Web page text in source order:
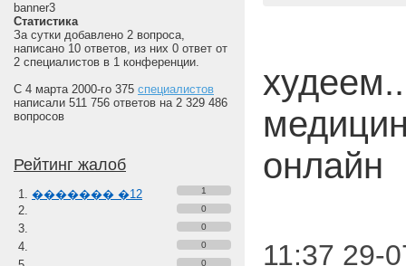
banner3
Статистика
За сутки добавлено 2 вопроса,
написано 10 ответов, из них 0 ответ от
2 специалистов в 1 конференции.
С 4 марта 2000-го 375 специалистов
написали 511 756 ответов на 2 329 486
вопросов
Рейтинг жалоб
������� �12
1
0
0
0
0
онлайн
11:37 29-